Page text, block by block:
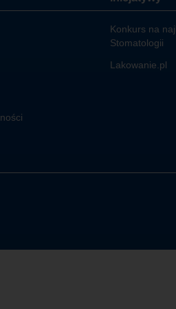
Konkurs na
Stomatologii
Lakowanie.pl